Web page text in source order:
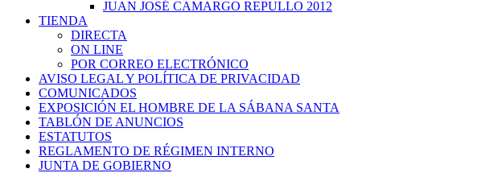
JUAN JOSÉ CAMARGO REPULLO 2012
TIENDA
DIRECTA
ON LINE
POR CORREO ELECTRÓNICO
AVISO LEGAL Y POLÍTICA DE PRIVACIDAD
COMUNICADOS
EXPOSICIÓN EL HOMBRE DE LA SÁBANA SANTA
TABLÓN DE ANUNCIOS
ESTATUTOS
REGLAMENTO DE RÉGIMEN INTERNO
JUNTA DE GOBIERNO